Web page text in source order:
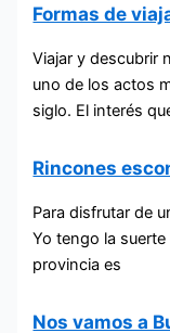
Formas de
Viajar y descubrir
uno de los actos
siglo. El interés
Rincones
Para disfrutar de
Yo tengo la
provincia es
Nos vamos a